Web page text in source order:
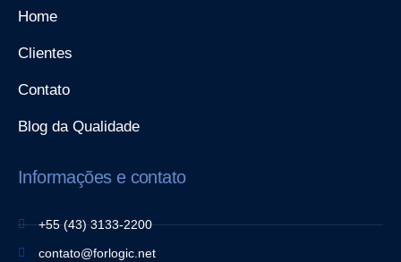
Home
Clientes
Contato
Blog da Qualidade
Informações e contato
+55 (43) 3133-2200
contato@forlogic.net